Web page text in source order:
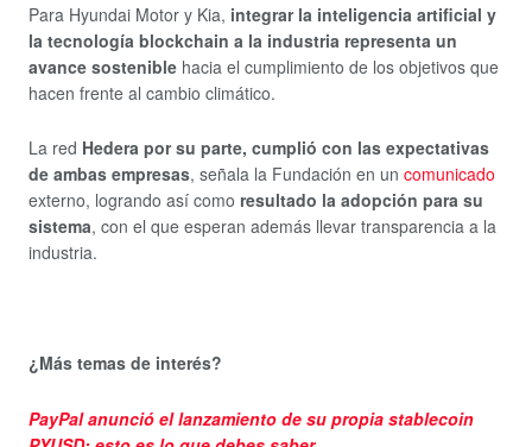
Para Hyundai Motor y Kia, integrar la inteligencia artificial y
la tecnología blockchain a la industria representa un
avance sostenible hacia el cumplimiento de los objetivos que
hacen frente al cambio climático.
La red Hedera por su parte, cumplió con las expectativas
de ambas empresas, señala la Fundación en un comunicado
externo, logrando así como resultado la adopción para su
sistema, con el que esperan además llevar transparencia a la
industria.
¿Más temas de interés?
PayPal anunció el lanzamiento de su propia stablecoin